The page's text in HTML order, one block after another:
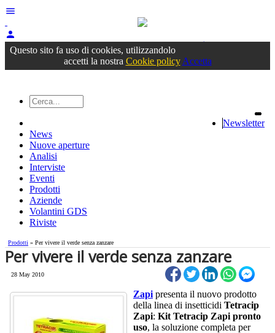
menu
person
Accedioppure registrati
Questo sito fa uso di cookies, utilizzandolo
accetti la nostra Cookie policy Accetta
Newsletter
News
Nuove aperture
Analisi
Interviste
Eventi
Prodotti
Aziende
Volantini GDS
Riviste
Prodotti » Per vivere il verde senza zanzare
Per vivere il verde senza zanzare
28 May 2010
Zapi presenta il nuovo prodotto
della linea di insetticidi Tetracip
Zapi: Kit Tetracip Zapi pronto
uso, la soluzione completa per